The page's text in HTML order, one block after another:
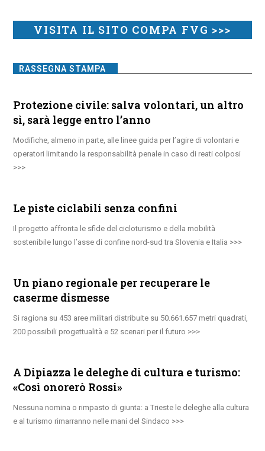
VISITA IL SITO COMPA FVG >>>
RASSEGNA STAMPA
Protezione civile: salva volontari, un altro
sì, sarà legge entro l’anno
Modifiche, almeno in parte, alle linee guida per l’agire di volontari e
operatori limitando la responsabilità penale in caso di reati colposi
Le piste ciclabili senza confini
Il progetto affronta le sfide del cicloturismo e della mobilità
sostenibile lungo l’asse di confine nord-sud tra Slovenia e Italia
Un piano regionale per recuperare le
caserme dismesse
Si ragiona su 453 aree militari distribuite su 50.661.657 metri quadrati,
200 possibili progettualità e 52 scenari per il futuro
A Dipiazza le deleghe di cultura e turismo:
«Così onorerò Rossi»
Nessuna nomina o rimpasto di giunta: a Trieste le deleghe alla cultura
e al turismo rimarranno nelle mani del Sindaco